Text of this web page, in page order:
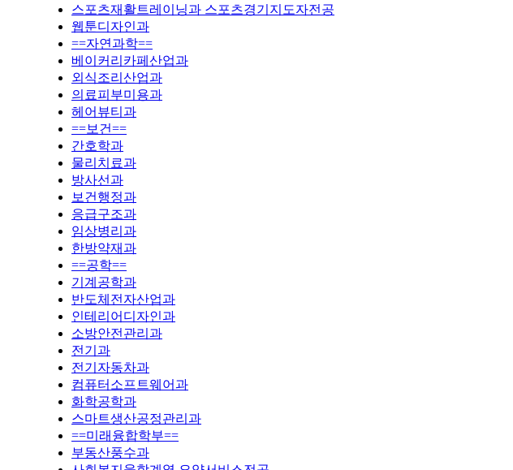
스포츠재활트레이닝과 스포츠경기지도자전공
웹툰디자인과
==자연과학==
베이커리카페산업과
외식조리산업과
의료피부미용과
헤어뷰티과
==보건==
간호학과
물리치료과
방사선과
보건행정과
응급구조과
임상병리과
한방약재과
==공학==
기계공학과
반도체전자산업과
인테리어디자인과
소방안전관리과
전기과
전기자동차과
컴퓨터소프트웨어과
화학공학과
스마트생산공정관리과
==미래융합학부==
부동산풍수과